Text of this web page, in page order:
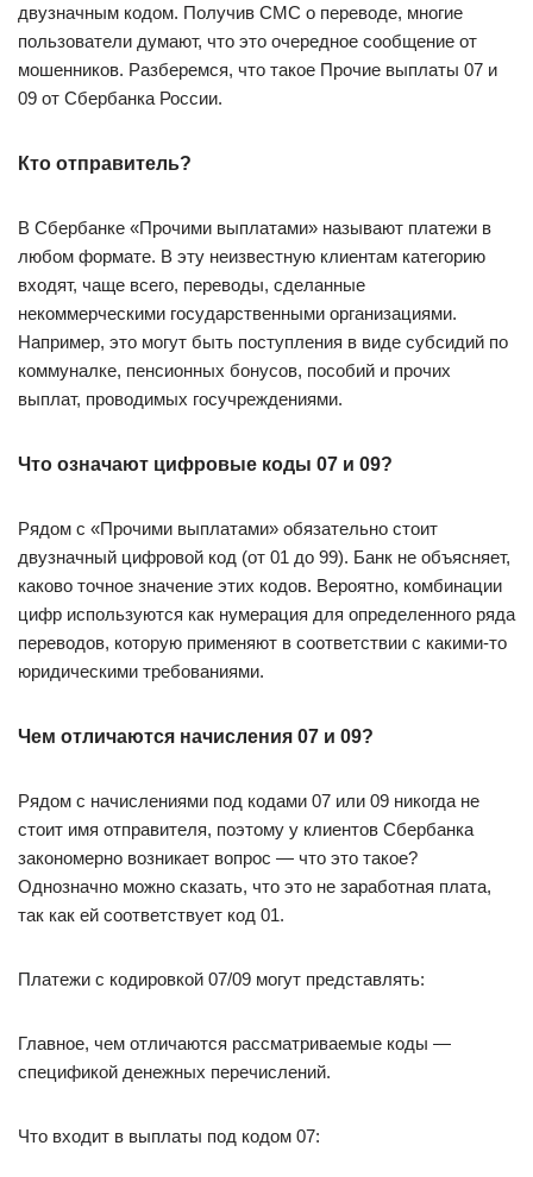
двузначным кодом. Получив СМС о переводе, многие
пользователи думают, что это очередное сообщение от
мошенников. Разберемся, что такое Прочие выплаты 07 и
09 от Сбербанка России.
Кто отправитель?
В Сбербанке «Прочими выплатами» называют платежи в
любом формате. В эту неизвестную клиентам категорию
входят, чаще всего, переводы, сделанные
некоммерческими государственными организациями.
Например, это могут быть поступления в виде субсидий по
коммуналке, пенсионных бонусов, пособий и прочих
выплат, проводимых госучреждениями.
Что означают цифровые коды 07 и 09?
Рядом с «Прочими выплатами» обязательно стоит
двузначный цифровой код (от 01 до 99). Банк не объясняет,
каково точное значение этих кодов. Вероятно, комбинации
цифр используются как нумерация для определенного ряда
переводов, которую применяют в соответствии с какими-то
юридическими требованиями.
Чем отличаются начисления 07 и 09?
Рядом с начислениями под кодами 07 или 09 никогда не
стоит имя отправителя, поэтому у клиентов Сбербанка
закономерно возникает вопрос — что это такое?
Однозначно можно сказать, что это не заработная плата,
так как ей соответствует код 01.
Платежи с кодировкой 07/09 могут представлять:
Главное, чем отличаются рассматриваемые коды —
спецификой денежных перечислений.
Что входит в выплаты под кодом 07: